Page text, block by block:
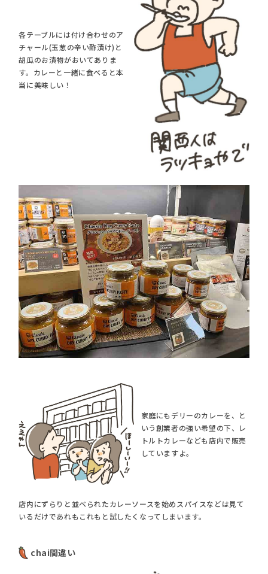
各テーブルには付け合わせのア
チャール(玉葱の辛い酢漬け)と
胡瓜のお漬物がおいてありま
す。カレーと一緒に食べると本
当に美味しい！
家庭にもデリーのカレーを、と
いう創業者の強い希望の下、レ
トルトカレーなども店内で販売
していますよ。
店内にずらりと並べられたカレーソースを始めスパイスなどは見て
いるだけであれもこれもと試したくなってしまいます。
chai間違い